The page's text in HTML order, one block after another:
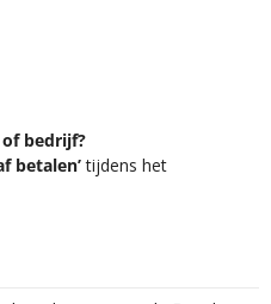
bedrijf?
betalen’tijdens het